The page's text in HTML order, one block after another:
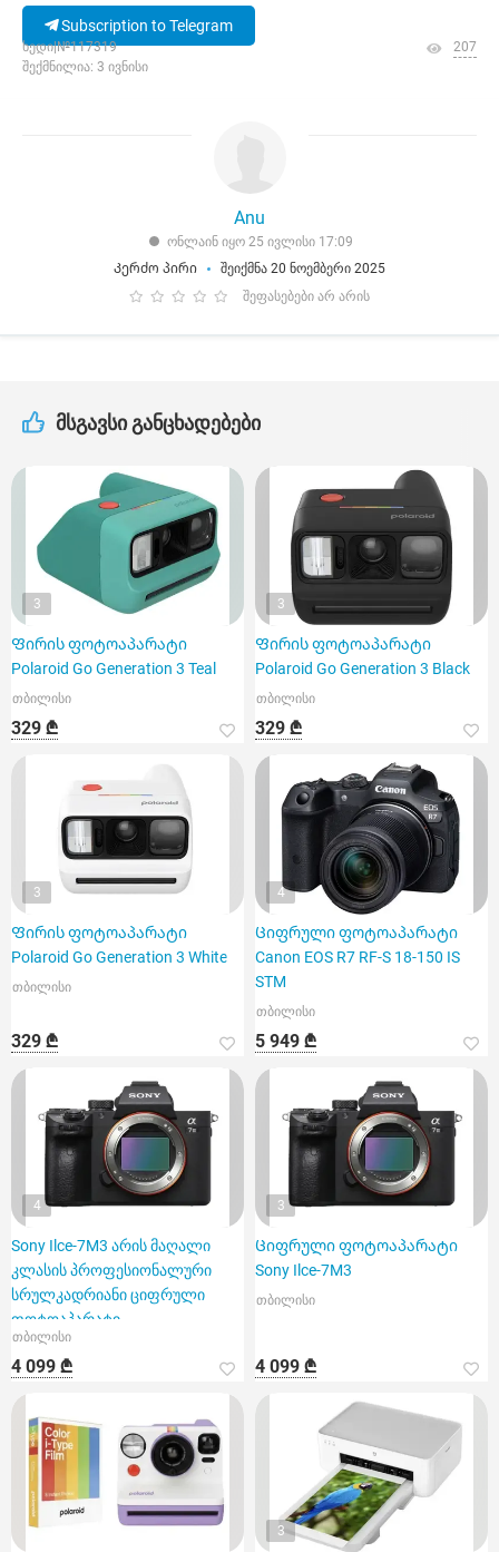
Subscription to Telegram
ხედი|№117319
შექმნილია: 3 ივნისი
207
Anu
ონლაინ იყო 25 ივლისი 17:09
Კერძო პირი
შეიქმნა 20 ნოემბერი 2025
შეფასებები არ არის
მსგავსი განცხადებები
3
Ფირის ფოტოაპარატი
Polaroid Go Generation 3 Teal
თბილისი
329 ₾
3
Ფირის ფოტოაპარატი
Polaroid Go Generation 3 Black
თბილისი
329 ₾
3
Ფირის ფოტოაპარატი
Polaroid Go Generation 3 White
თბილისი
329 ₾
4
Ციფრული ფოტოაპარატი
Canon EOS R7 RF-S 18-150 IS
STM
თბილისი
5 949 ₾
4
Sony Ilce-7M3 არის მაღალი
კლასის პროფესიონალური
სრულკადრიანი ციფრული
ფოტოაპარატი
თბილისი
4 099 ₾
3
Ციფრული ფოტოაპარატი
Sony Ilce-7M3
თბილისი
4 099 ₾
3